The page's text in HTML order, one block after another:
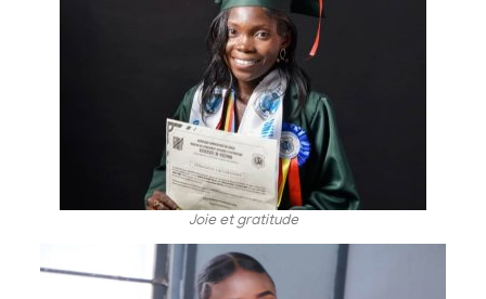
Joie et gratitude